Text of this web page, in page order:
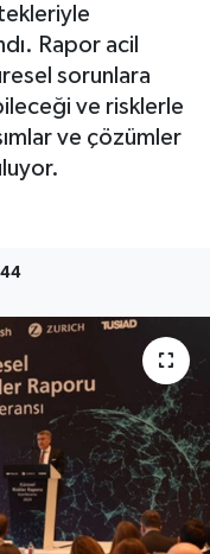
Rapor acil
sorunlara
ve risklerle
ve çözümler